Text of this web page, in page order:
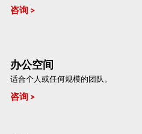
咨询
办公空间
适合个人或任何规模的团队。
咨询